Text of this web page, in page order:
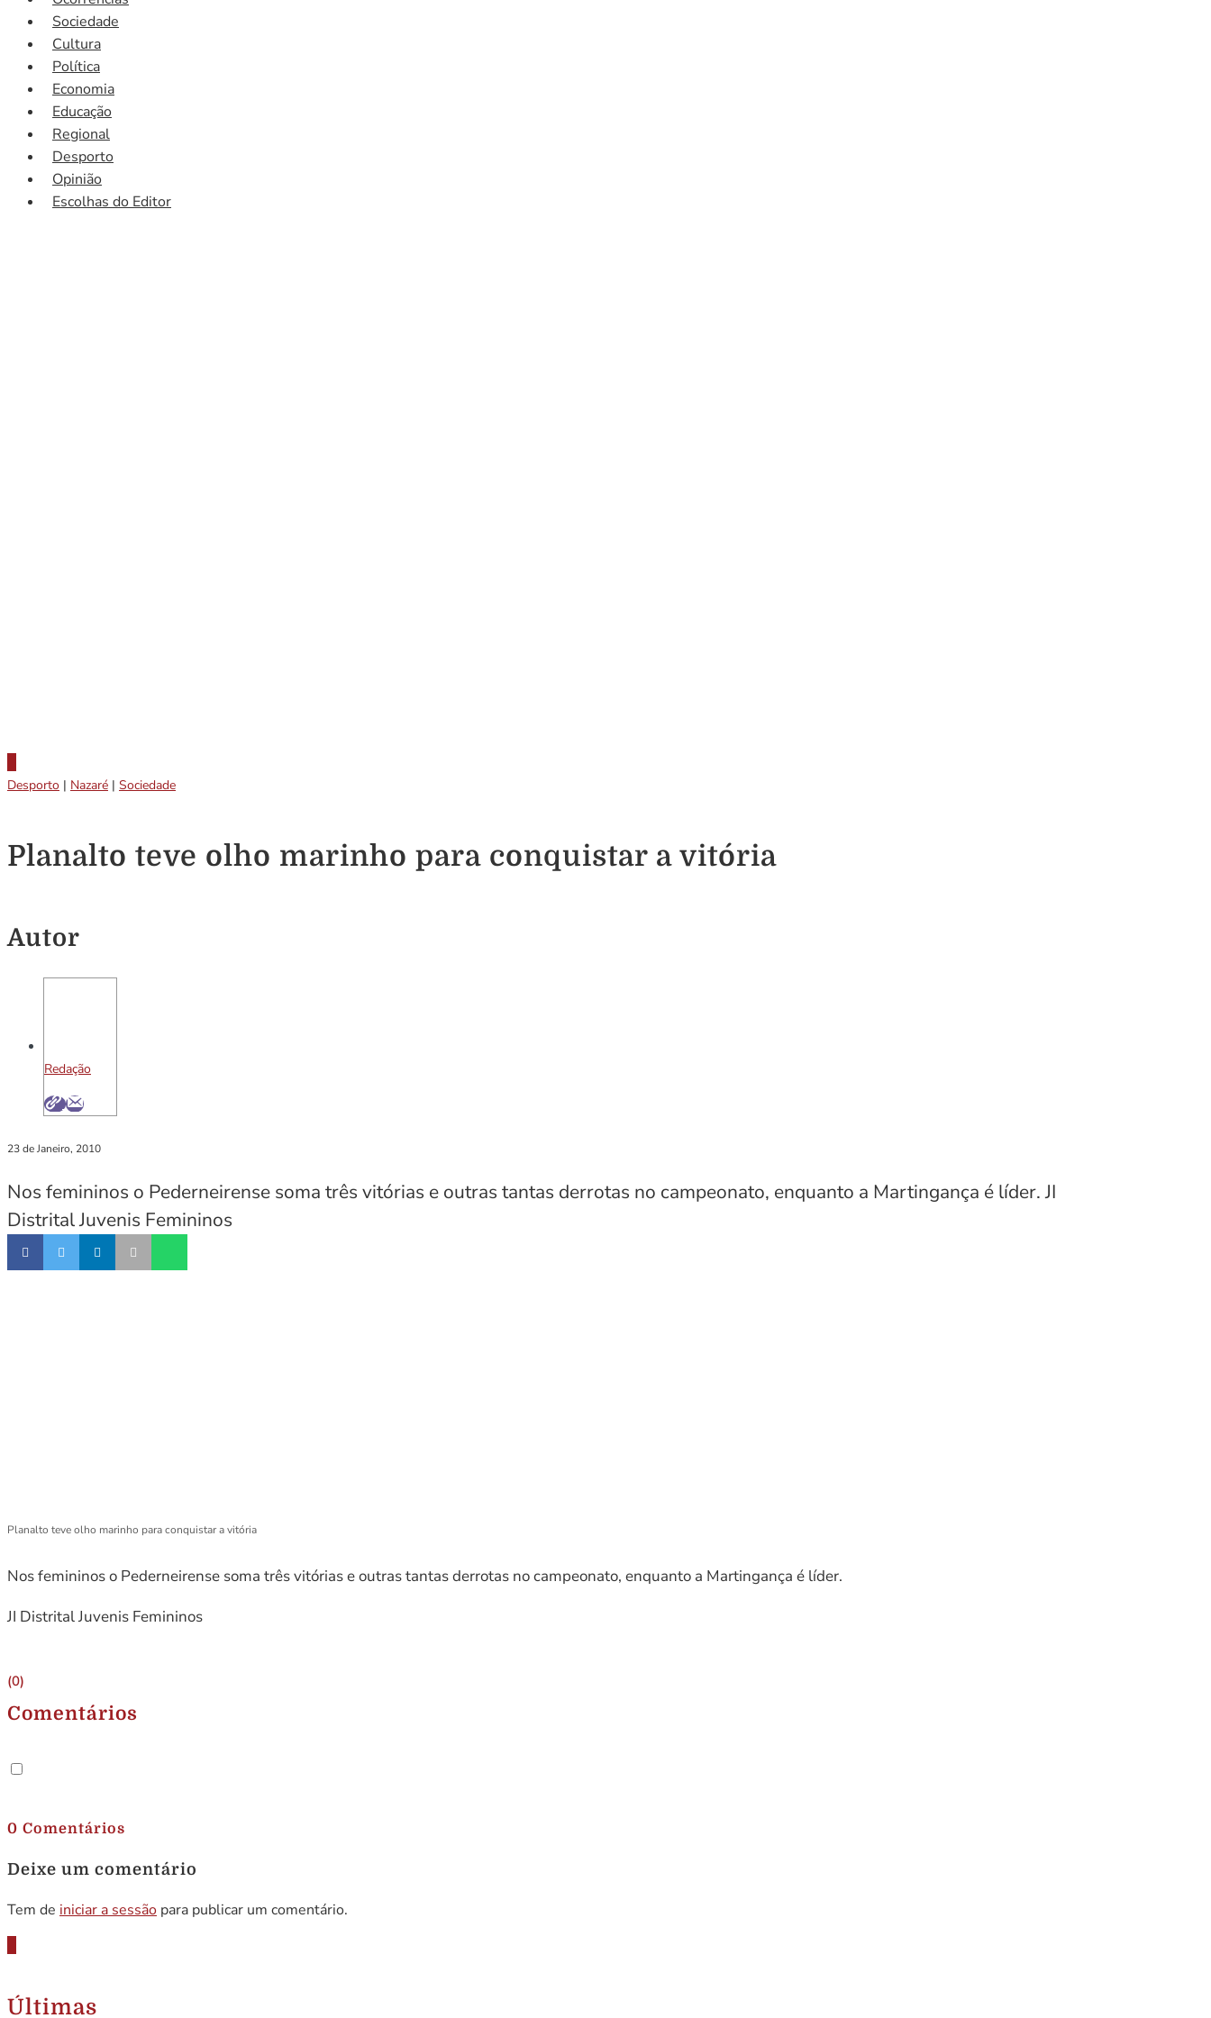
Sociedade
Cultura
Política
Economia
Educação
Regional
Desporto
Opinião
Escolhas do Editor
Desporto | Nazaré | Sociedade
Planalto teve olho marinho para conquistar a vitória
Autor
Redação
23 de Janeiro, 2010
Nos femininos o Pederneirense soma três vitórias e outras tantas derrotas no campeonato, enquanto a Martingança é líder. JI
Distrital Juvenis Femininos
Planalto teve olho marinho para conquistar a vitória
Nos femininos o Pederneirense soma três vitórias e outras tantas derrotas no campeonato, enquanto a Martingança é líder.
JI Distrital Juvenis Femininos
(0)
Comentários
0 Comentários
Deixe um comentário
Tem de iniciar a sessão para publicar um comentário.
Últimas